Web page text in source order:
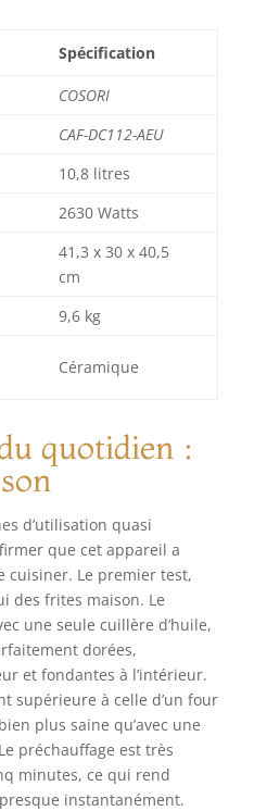
moins d’espace
qu’un modèle à
paniers côte à côte
(d'optimiser) de la
plan de travail.
Spécification
COSORI
CAF-DC112-AEU
10,8 litres
2630 Watts
41,3 x 30 x 40,5
cm
9,6 kg
Céramique
quotidien :
d’utilisation quasi
que cet appareil a
cuisiner. Le premier test,
des frites maison. Le
une seule cuillère d’huile,
dorées,
et fondantes à l’intérieur.
supérieure à celle d’un four
plus saine qu’avec une
préchauffage est très
minutes, ce qui rend
instantanément.